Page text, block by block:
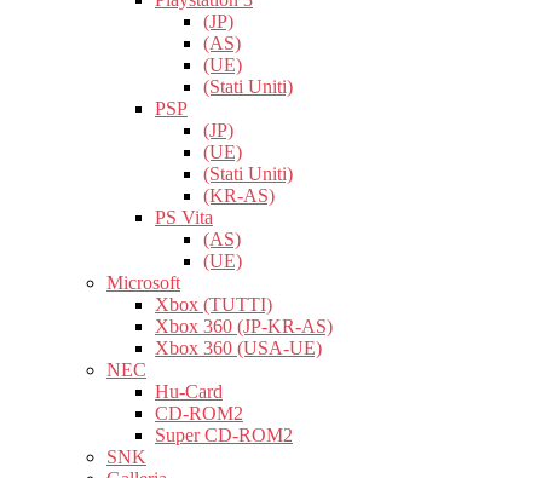
(JP)
(AS)
(UE)
(Stati Uniti)
PSP
(JP)
(UE)
(Stati Uniti)
(KR-AS)
PS Vita
(AS)
(UE)
Microsoft
Xbox (TUTTI)
Xbox 360 (JP-KR-AS)
Xbox 360 (USA-UE)
NEC
Hu-Card
CD-ROM2
Super CD-ROM2
SNK